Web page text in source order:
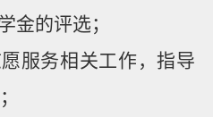
金的评选；
服务相关工作，指导